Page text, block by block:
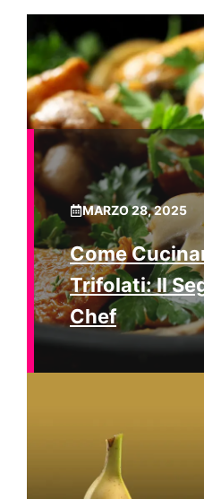
MARZO 28, 2025
Come
Trifolati: Il
Chef